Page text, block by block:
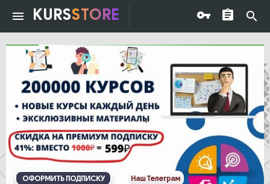
KURSSTORE
ОФОРМИТЬ ПОДПИСКУ Наш Телеграм